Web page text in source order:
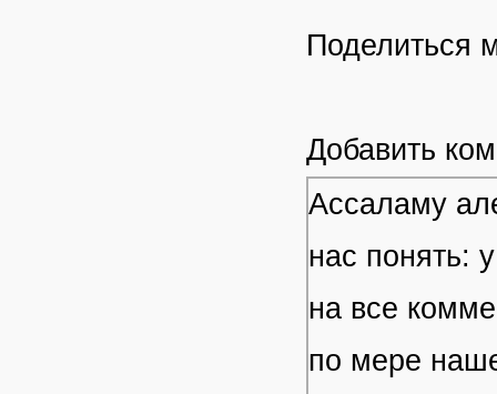
Поделиться
Добавить
Ассаламу
нас понять:
на все
по мере